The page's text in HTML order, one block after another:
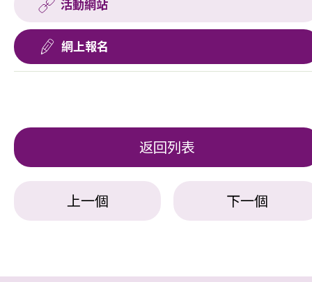
活動網站
網上報名
返回列表
上一個 下一個